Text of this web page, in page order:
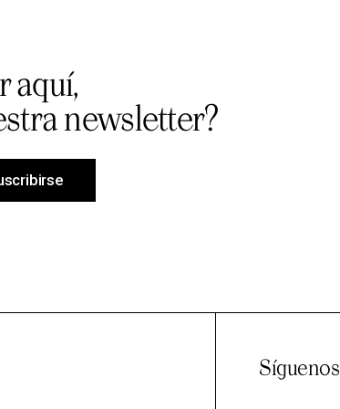
aquí,
newsletter?
Síguenos